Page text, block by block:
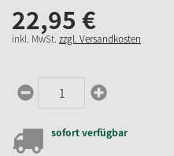
22,95 €
inkl. MwSt. zzgl. Versandkosten
sofort verfügbar